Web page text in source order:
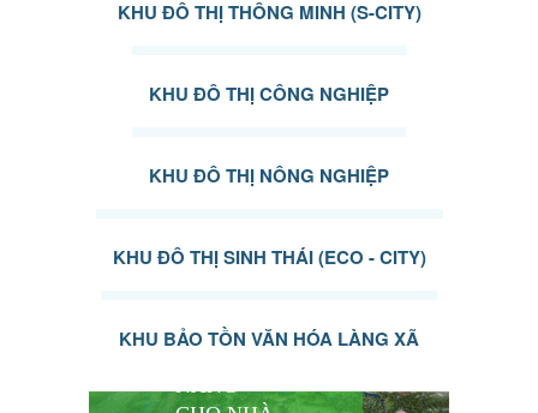
KHU ĐÔ THỊ THÔNG MINH (S-CITY)
KHU ĐÔ THỊ CÔNG NGHIỆP
KHU ĐÔ THỊ NÔNG NGHIỆP
KHU ĐÔ THỊ SINH THÁI (ECO - CITY)
KHU BẢO TỒN VĂN HÓA LÀNG XÃ